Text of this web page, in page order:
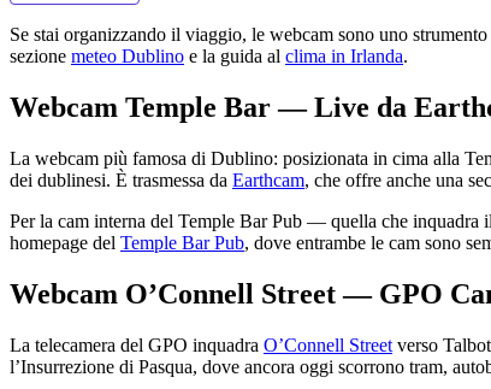
Se stai organizzando il viaggio, le webcam sono uno
sezione meteo Dublino e la guida al clima in Irlanda.
Webcam Temple Bar — Live da
La webcam più famosa di Dublino: posizionata in cima alla
dei dublinesi. È trasmessa da Earthcam, che offre anche una
Per la cam interna del Temple Bar Pub — quella che inquadra
homepage del Temple Bar Pub, dove entrambe le cam sono
Webcam O’Connell Street — GPO
La telecamera del GPO inquadra O’Connell Street verso
l’Insurrezione di Pasqua, dove ancora oggi scorrono tram,